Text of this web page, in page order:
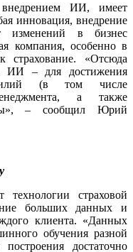
внедрением ИИ, имеет
инновация, внедрение
изменений в бизнес
компания, особенно в
страхование. «Отсюда
ИИ – для достижения
(в том числе
а также
– сообщил Юрий
страховой
больших данных и
клиента. «Данных
обучения разной
достаточно